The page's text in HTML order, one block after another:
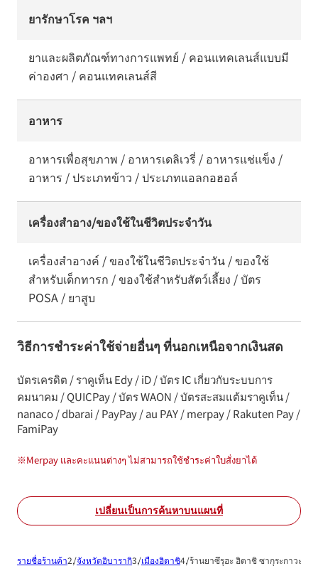
ยารักษาโรค ฯลฯ
ยาและผลิตภัณฑ์ทางการแพทย์ / คอนแทคเลนส์แบบมี
ค่าองศา / คอนแทคเลนส์สี
อาหาร
อาหารเพื่อสุขภาพ / อาหารเดลิเวรี่ / อาหารแช่แข็ง /
อาหาร / ประเภทข้าว / ประเภทแอลกอฮอล์
เครื่องสำอาง/ของใช้ในชีวิตประจำวัน
เครื่องสำอางค์ / ของใช้ในชีวิตประจำวัน / ของใช้
สำหรับเด็กทารก / ของใช้สำหรับสัตว์เลี้ยง / บัตร
POSA / ยาสูบ
วิธีการชำระค่าใช้จ่ายอื่นๆ ที่นอกเหนือจากเงินสด
บัตรเครดิต / ราคูเท็น Edy / iD / บัตร IC เกี่ยวกับระบบการ
คมนาคม / QUICPay / บัตร WAON / บัตรสะสมแต้มราคูเท็น /
nanaco / dbarai / PayPay / au PAY / merpay / Rakuten Pay /
FamiPay
※Merpay และคะแนนต่างๆ ไม่สามารถใช้ชำระค่าใบสั่งยาได้
เปลี่ยนเป็นการค้นหาบนแผนที่
รายชื่อร้านค้า จังหวัดอิบารากิ เมืองฮิตาชิ ร้านยาซึรุฮะ ฮิตาชิ ซากุระกาวะ